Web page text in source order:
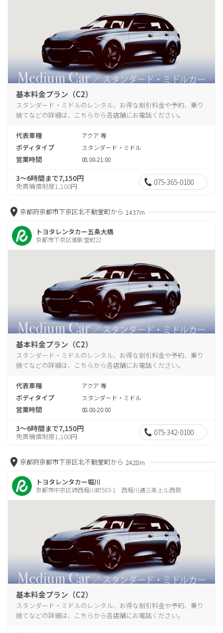
基本料金プラン（C2）
スタンダード・ミドルのレンタル、お得な割引料金や予約、乗り
捨てなどの詳細は、こちらから各店舗にお電話ください。
代表車種 アクア 等
ボディタイプ スタンダード・ミドル
営業時間 08:00-21:00
3～6時間まで7,150円
免責補償制度1,100円 075-365-0100
京都府京都市下京区北不動堂町から 1437m
トヨタレンタカー五条大橋
京都市下京区御影堂町22
基本料金プラン（C2）
スタンダード・ミドルのレンタル、お得な割引料金や予約、乗り
捨てなどの詳細は、こちらから各店舗にお電話ください。
代表車種 アクア 等
ボディタイプ スタンダード・ミドル
営業時間 08:00-20:00
3～6時間まで7,150円
免責補償制度1,100円 075-342-0100
京都府京都市下京区北不動堂町から 2428m
トヨタレンタカー堀川
京都市中京区姉西堀川町503-1 西堀川通三条上ル西側
基本料金プラン（C2）
スタンダード・ミドルのレンタル、お得な割引料金や予約、乗り
捨てなどの詳細は、こちらから各店舗にお電話ください。